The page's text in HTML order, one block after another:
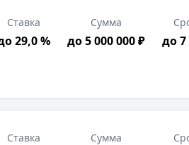
Ставка
29,0 %
Сумма
до 5 000 000 ₽ до 7
Ставка Сумма